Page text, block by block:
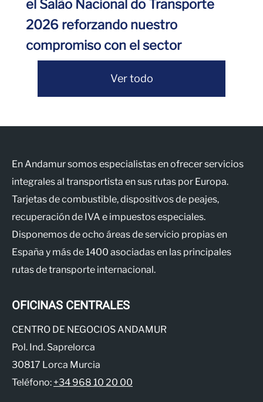
el Salão Nacional do Transporte
2026 reforzando nuestro
compromiso con el sector
Ver todo
En Andamur somos especialistas en ofrecer servicios
integrales al transportista en sus rutas por Europa.
Tarjetas de combustible, dispositivos de peajes,
recuperación de IVA e impuestos especiales.
Disponemos de ocho áreas de servicio propias en
España y más de 1400 asociadas en las principales
rutas de transporte internacional.
OFICINAS CENTRALES
CENTRO DE NEGOCIOS ANDAMUR
Pol. Ind. Saprelorca
30817 Lorca Murcia
Teléfono: +34 968 10 20 00